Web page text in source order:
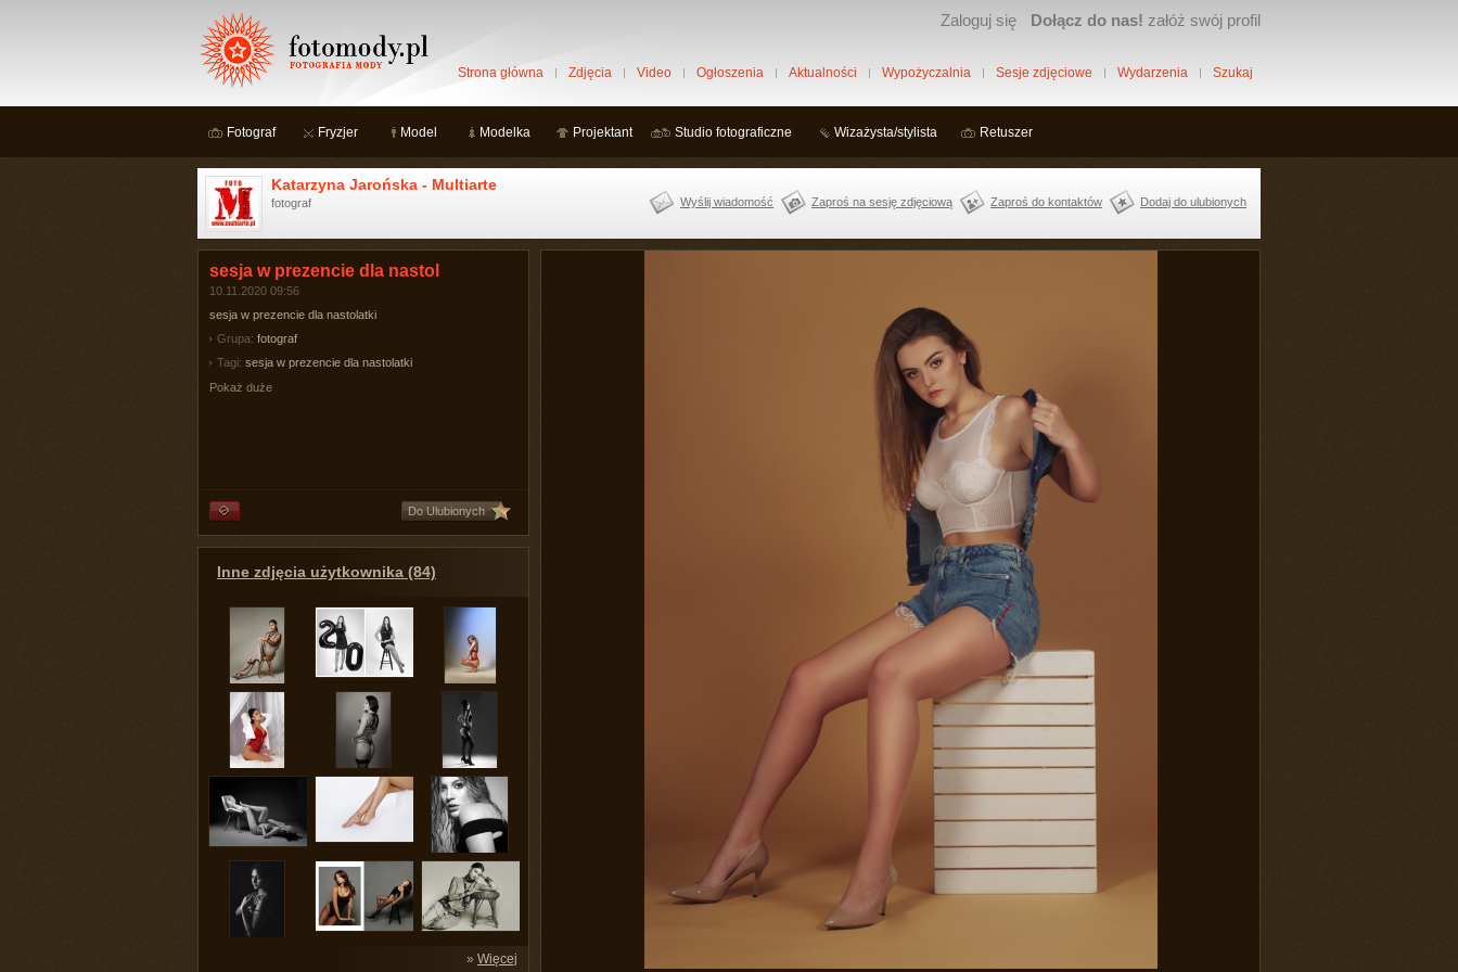
Zaloguj się Dołącz do nas! załóż swój profil
Strona główna Zdjęcia Video Ogłoszenia Aktualności Wypożyczalnia Sesje zdjęciowe Wydarzenia Szukaj
Fotograf Fryzjer Model Modelka Projektant Studio fotograficzne Wizażysta/stylista Retuszer
Katarzyna Jarońska - Multiarte
fotograf Wyślij wiadomość Zaproś na sesję zdjęciową Zaproś do kontaktów Dodaj do ulubionych
sesja w prezencie dla nastol
10.11.2020 09:56
sesja w prezencie dla nastolatki
Grupa: fotograf
Tagi: sesja w prezencie dla nastolatki
Pokaż duże
Do Ulubionych
Inne zdjęcia użytkownika (84)
» Więcej